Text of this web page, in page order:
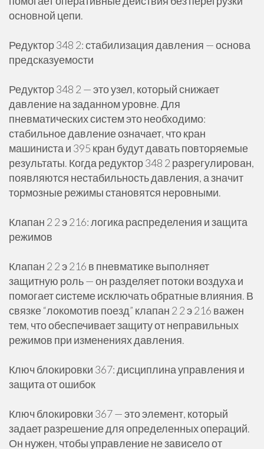
основной цепи.
Редуктор 348 2: стабилизация давления — основа
предсказуемости
Редуктор 348 2 — это узел, который снижает
давление на заданном уровне. Для
пневматических систем это необходимо:
стабильное давление означает, что кран
машиниста и 395 кран будут давать повторяемые
результаты. Когда редуктор 348 2 разрегулирован,
появляются нестабильность давления, а значит
тормозные режимы становятся неровными.
Клапан 2 2 э 216: логика распределения и защита
режимов
Клапан 2 2 э 216 в пневматике выполняет
защитную роль — он разделяет потоки воздуха и
помогает системе исключать обратные влияния. В
связке “локомотив поезд” клапан 2 2 э 216 важен
тем, что обеспечивает защиту от неправильных
режимов при изменениях давления.
Ключ блокировки 367: дисциплина управления и
защита от ошибок
Ключ блокировки 367 — это элемент, который
задает разрешение для определенных операций.
Он нужен, чтобы управление не зависело от